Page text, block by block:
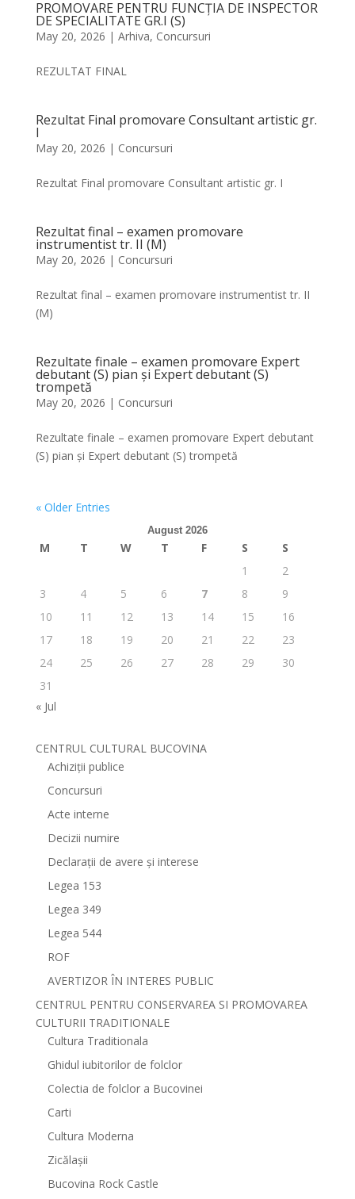
PROMOVARE PENTRU FUNCȚIA DE INSPECTOR
DE SPECIALITATE GR.I (S)
May 20, 2026 | Arhiva, Concursuri
REZULTAT FINAL
Rezultat Final promovare Consultant artistic gr.
I
May 20, 2026 | Concursuri
Rezultat Final promovare Consultant artistic gr. I
Rezultat final – examen promovare
instrumentist tr. II (M)
May 20, 2026 | Concursuri
Rezultat final – examen promovare instrumentist tr. II
(M)
Rezultate finale – examen promovare Expert
debutant (S) pian și Expert debutant (S)
trompetă
May 20, 2026 | Concursuri
Rezultate finale – examen promovare Expert debutant
(S) pian și Expert debutant (S) trompetă
« Older Entries
August 2026
M T W T F S
S
1
2
3
4 5 6 7 8
9
10
11 12 13 14 15
16
17
18 19 20 21 22
23
24
25 26 27 28 29
30
31
« Jul
CENTRUL CULTURAL BUCOVINA
Achiziții publice
Concursuri
Acte interne
Decizii numire
Declarații de avere și interese
Legea 153
Legea 349
Legea 544
ROF
AVERTIZOR ÎN INTERES PUBLIC
CENTRUL PENTRU CONSERVAREA SI PROMOVAREA
CULTURII TRADITIONALE
Cultura Traditionala
Ghidul iubitorilor de folclor
Colectia de folclor a Bucovinei
Carti
Cultura Moderna
Zicălașii
Bucovina Rock Castle